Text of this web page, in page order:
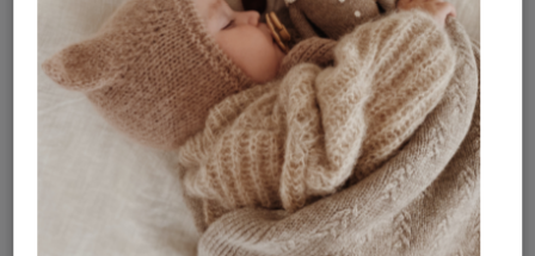
Nová holandská značka v našej ponuke
ROUTE B!
produkty vznikajú v ich parížskom štúdiu a sú
navrhnuté tak, aby rozvíjali fantáziu, kreativitu a
prinášali radosť zo spoločného tvorenia. OMY spája
výrazný dizajn, hravé farby a nápadité aktivity, ktoré
zabavia celú rodinu.
Dodatočné parametre